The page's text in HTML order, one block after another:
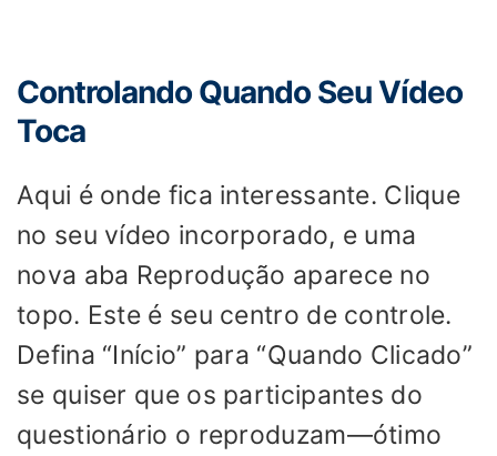
Controlando Quando Seu Vídeo
Toca
Aqui é onde fica interessante. Clique
no seu vídeo incorporado, e uma
nova aba Reprodução aparece no
topo. Este é seu centro de controle.
Defina “Início” para “Quando Clicado”
se quiser que os participantes do
questionário o reproduzam—ótimo